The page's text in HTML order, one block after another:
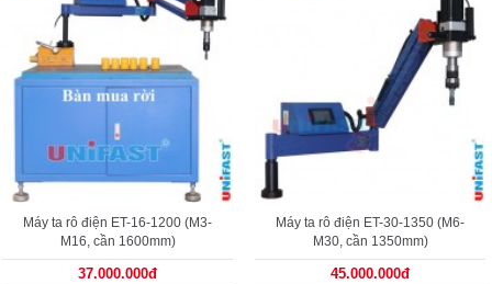
Máy ta rô điện ET-16-1200 (M3-
M16, cần 1600mm)
37.000.000đ
Máy ta rô điện ET-30-1350 (M6-
M30, cần 1350mm)
45.000.000đ